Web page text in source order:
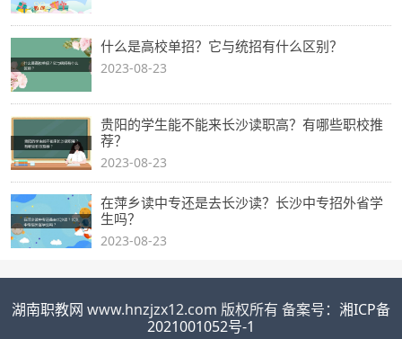
什么是高校单招？它与统招有什么区别？
2023-08-23
贵阳的学生能不能来长沙读职高？有哪些职校推
荐？
2023-08-23
在萍乡读中专还是去长沙读？长沙中专招外省学
生吗？
2023-08-23
湖南职教网 www.hnzjzx12.com 版权所有 备案号： 湘ICP备
2021001052号-1